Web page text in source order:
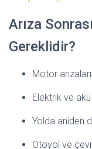
Arıza
Gereklidir?
Motor arızaları
Elektrik ve akü
Yolda aniden
Otoyol ve